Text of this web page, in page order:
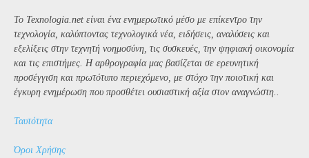
Το Texnologia.net είναι ένα ενημερωτικό μέσο με επίκεντρο την
τεχνολογία, καλύπτοντας τεχνολογικά νέα, ειδήσεις, αναλύσεις και
εξελίξεις στην τεχνητή νοημοσύνη, τις συσκευές, την ψηφιακή οικονομία
και τις επιστήμες. Η αρθρογραφία μας βασίζεται σε ερευνητική
προσέγγιση και πρωτότυπο περιεχόμενο, με στόχο την ποιοτική και
έγκυρη ενημέρωση που προσθέτει ουσιαστική αξία στον αναγνώστη..
Ταυτότητα
Όροι Χρήσης